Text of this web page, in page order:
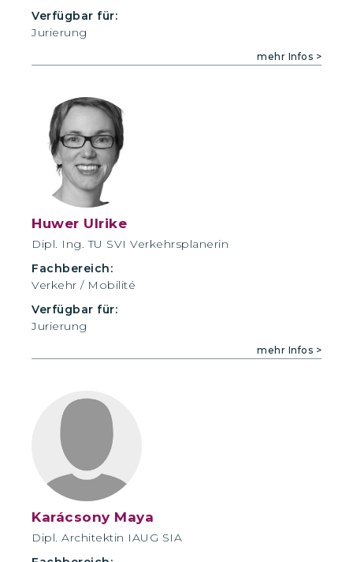
Verfügbar für:
Jurierung
mehr Infos >
Huwer Ulrike
Dipl. Ing. TU SVI Verkehrsplanerin
Fachbereich:
Verkehr / Mobilité
Verfügbar für:
Jurierung
mehr Infos >
Karácsony Maya
Dipl. Architektin IAUG SIA